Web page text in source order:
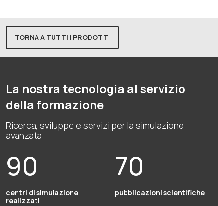
TORNA A TUTTI I PRODOTTI
La nostra tecnologia al servizio
della formazione
Ricerca, sviluppo e servizi per la simulazione
avanzata
90
centri di simulazione
realizzati
70
pubblicazioni scientifiche